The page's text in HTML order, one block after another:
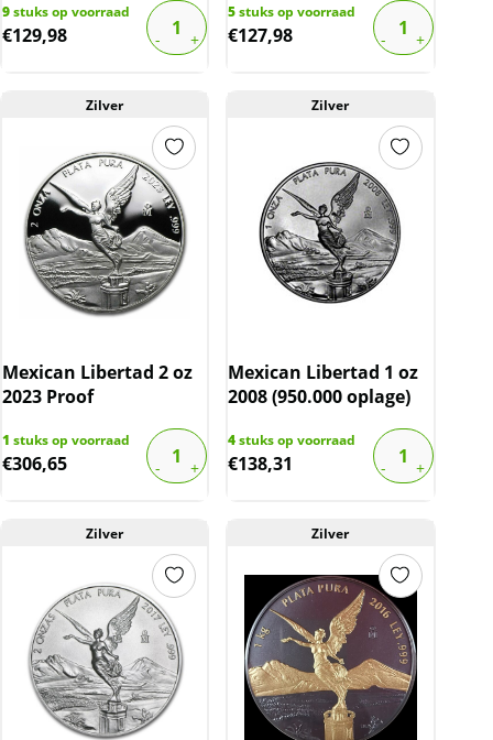
9stuks op voorraad
€129,98
5stuks op voorraad
€127,98
Zilver
Mexican Libertad 2 oz
2023 Proof
1 stuks op voorraad
€306,65
Zilver
Mexican Libertad 1 oz
2008 (950.000 oplage)
4stuks op voorraad
€138,31
Zilver Zilver